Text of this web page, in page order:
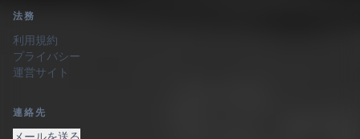
法務
利用規約
プライバシー
運営サイト
連絡先
メールを送る